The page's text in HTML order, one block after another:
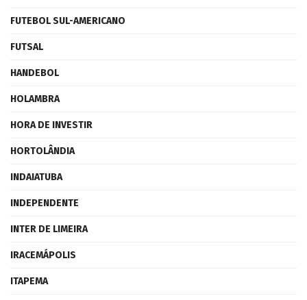
FUTEBOL SUL-AMERICANO
FUTSAL
HANDEBOL
HOLAMBRA
HORA DE INVESTIR
HORTOLÂNDIA
INDAIATUBA
INDEPENDENTE
INTER DE LIMEIRA
IRACEMÁPOLIS
ITAPEMA